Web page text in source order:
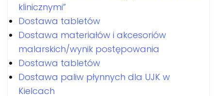
klinicznymi”
Dostawa tabletów
Dostawa materiałów i akcesoriów
malarskich/wynik postępowania
Dostawa tabletów
Dostawa paliw płynnych dla UJK w
Kielcach